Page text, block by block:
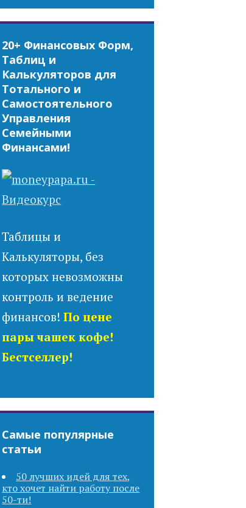
20+ Финансовых Форм,
Таблиц и
Калькуляторов для
Тотального и
Самостоятельного
Управления
Семейными
Финансами!
Таблицы и
Калькуляторы, без
которых невозможны
контроль и ведение
финансов!По цене
пары чашек кофе!
Бестселлер!
Самые популярные
статьи
50 лучших идей для тех,
кто хочет найти работу после
50-ти!